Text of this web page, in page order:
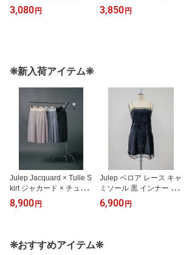
so017 ヘッドドレス トー
クハット カクテルハット
式 前撮り 七五三
3,080円
黒 ブラック 日本製 so02
9 ヘッドドレス トークハ
3,850円
❊新入荷アイテム❊
Julep Jacquard × Tulle S
kirt ジャカード × チュー
ルスカート シースルー
ブラック 黒 ピンクベー
シースルー 重ね着コーデ
ミモレ丈 透け感 シース
8,900円
Julep ベロア レース キャ
ミソール 黒 インナー 大
人 レースキャミソール
キャミソール ブラック
ス ペチコート スリップ
ドレス 大人 優雅 エレガ
6,900円
❊おすすめアイテム❊